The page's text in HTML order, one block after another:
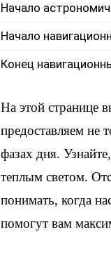
Начало
Начало
Конец
На этой странице
предоставляем не
фазах дня.
теплым светом.
понимать, когда
помогут вам